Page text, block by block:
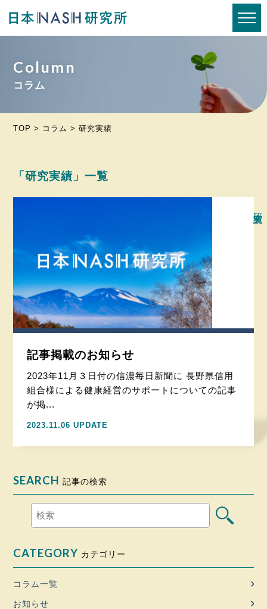
メニ
Column
コラム
TOP > コラム >研究実績
「研究実績」一覧
記事掲載のお知らせ
2023年11月３日付の信濃毎日新聞に 長野県信用
組合様による健康経営のサポートについての記事
が掲...
2023.11.06 UPDATE
SEARCH 記事の検索
CATEGORY カテゴリー
コラム一覧
お知らせ